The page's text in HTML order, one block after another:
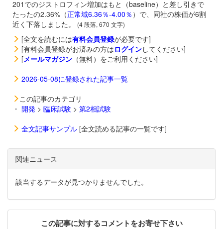
201でのジストロフィン増加はもと（baseline）と差し引きで
たったの2.36%（正常域6.36％-4.00％ ）で、同社の株価が6割
近く下落しました。
(4 段落, 670 文字)
[全文を読むには有料会員登録が必要です]
[有料会員登録がお済みの方はログインしてください]
[メールマガジン （無料）をご利用ください]
2026-05-08に登録された記事一覧
この記事のカテゴリ
・ 開発 > 臨床試験 > 第2相試験
全文記事サンプル [全文読める記事の一覧です]
関連ニュース
該当するデータが見つかりませんでした。
この記事に対するコメントをお寄せ下さい